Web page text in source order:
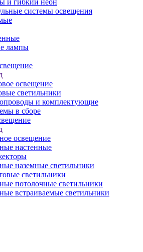
и гибкий неон
системы освещения
лампы
освещение
светильники
и комплектующие
в сборе
освещение
настенные
наземные светильники
светильники
потолочные светильники
встраиваемые светильники